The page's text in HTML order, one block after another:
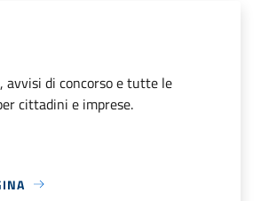
avvisi di concorso e tutte le
cittadini e imprese.